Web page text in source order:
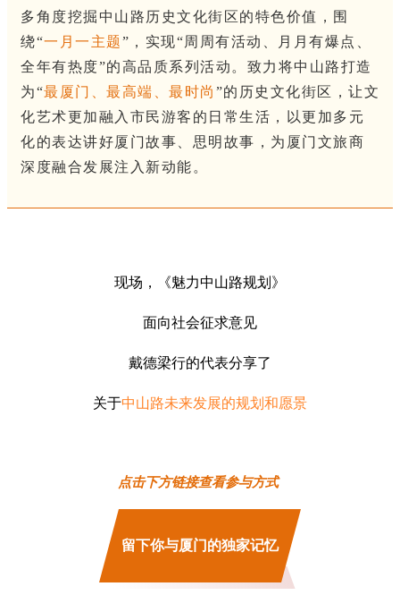
多角度挖掘中山路历史文化街区的特色价值，围
绕“一月一主题”，实现“周周有活动、月月有爆点、
全年有热度”的高品质系列活动。致力将中山路打造
为“最厦门、最高端、最时尚 ”的历史文化街区， 让文
化艺术更加融入市民游客的日常生活，以更加多元
化的表达讲好厦门故事、思明故事，为厦门文旅商
深度融合发展注入新动能。
现场，《魅力中山路规划》
面向社会征求意见
戴德梁行的代表分享了
关于中山路未来发展的规划和愿景
点击下方链接查看参与方式两大征集活动
留下你与厦门的独家记忆